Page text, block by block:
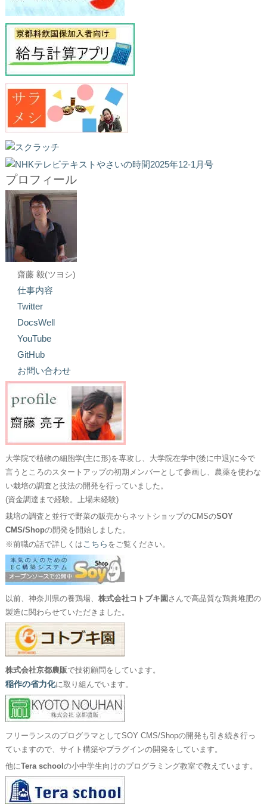
プロフィール
齋藤 毅(ツヨシ)
仕事内容
Twitter
DocsWell
YouTube
GitHub
お問い合わせ
大学院で植物の細胞学(主に形)を専攻し、大学院在学中(後に中退)に今で
言うところのスタートアップの初期メンバーとして参画し、農薬を使わな
い栽培の調査と技法の開発を行っていました。
(資金調達まで経験。上場未経験)
栽培の調査と並行で野菜の販売からネットショップのCMSのSOY
CMS/Shopの開発を開始しました。
※前職の話で詳しくはこちら をご覧ください。
以前、神奈川県の養鶏場、 株式会社コトブキ園 さんで高品質な鶏糞堆肥の
製造に関わらせていただきました。
株式会社京都農販で技術顧問をしています。
稲作の省力化に取り組んでいます。
フリーランスのプログラマとしてSOY CMS/Shopの開発も引き続き行っ
ていますので、サイト構築やプラグインの開発をしています。
他にTera school の小中学生向けのプログラミング教室で教えています。